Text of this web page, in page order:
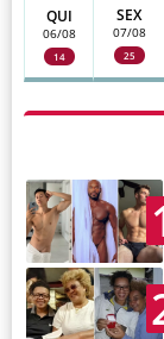
QUI
06/08
14
SEX
07/08
25